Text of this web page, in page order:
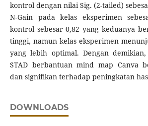
kontrol dengan nilai Sig. (2-tailed)
N-Gain pada kelas eksperimen
kontrol sebesar 0,82 yang keduanya
tinggi, namun kelas eksperimen
yang lebih optimal. Dengan
STAD berbantuan mind map Canva
dan signifikan terhadap peningkatan
DOWNLOADS